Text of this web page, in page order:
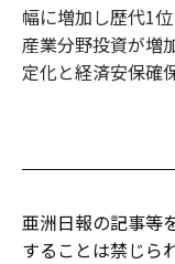
幅に増加し歴代1
産業分野投資が増
定化と経済安保確
亜洲日報の記事等
することは禁じら